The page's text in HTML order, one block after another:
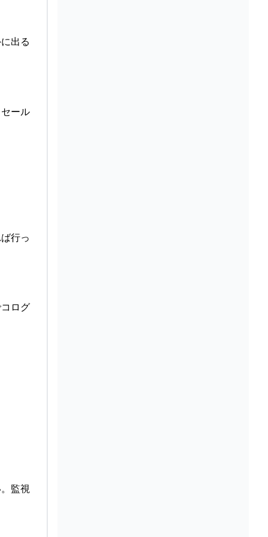
出る
ール
行っ
ログ
監視